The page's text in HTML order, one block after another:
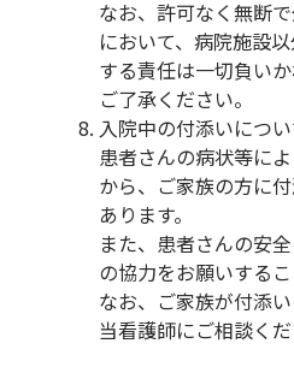
なお、許可なく無断
において、病院施設
する責任は一切負い
ご了承ください。
入院中の付添いにつ
患者さんの病状等に
から、ご家族の方に
あります。
また、患者さんの安
の協力をお願いするこ
なお、ご家族が付添
当看護師にご相談くだ